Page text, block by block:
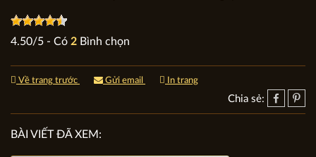
4.50/5 - Có 2 Bình chọn
Về trang trước Gửi email In trang
Chia sẻ:
BÀI VIẾT ĐÃ XEM: